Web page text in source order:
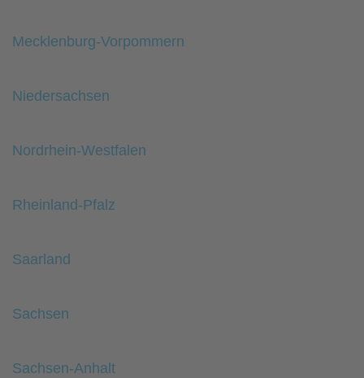
Mecklenburg-Vorpommern
Niedersachsen
Nordrhein-Westfalen
Rheinland-Pfalz
Saarland
Sachsen
Sachsen-Anhalt